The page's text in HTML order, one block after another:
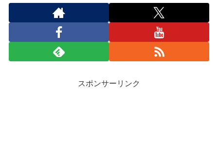
スポンサーリンク